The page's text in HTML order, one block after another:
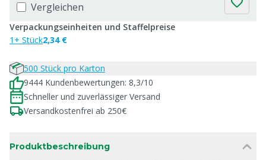
Vergleichen
Verpackungseinheiten und Staffelpreise
1+ Stück2,34 €
500 Stück pro Karton
9444 Kundenbewertungen: 8,3/10
Schneller und zuverlässiger Versand
Versandkostenfrei ab 250€
Produktbeschreibung